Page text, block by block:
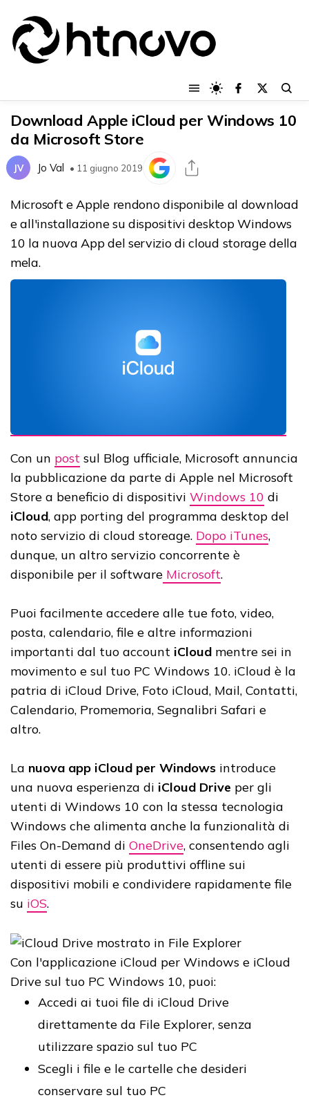
Download Apple iCloud per Windows 10
da Microsoft Store
JV Jo Val • 11 giugno 2019
Microsoft e Apple rendono disponibile al download
e all'installazione su dispositivi desktop Windows
10 la nuova App del servizio di cloud storage della
mela.
Con un post sul Blog ufficiale, Microsoft annuncia
la pubblicazione da parte di Apple nel Microsoft
Store a beneficio di dispositivi Windows 10 di
iCloud, app porting del programma desktop del
noto servizio di cloud storeage. Dopo iTunes,
dunque, un altro servizio concorrente è
disponibile per il software Microsoft.
Puoi facilmente accedere alle tue foto, video,
posta, calendario, file e altre informazioni
importanti dal tuo account iCloud mentre sei in
movimento e sul tuo PC Windows 10. iCloud è la
patria di iCloud Drive, Foto iCloud, Mail, Contatti,
Calendario, Promemoria, Segnalibri Safari e
altro.
La nuova app iCloud per Windows introduce
una nuova esperienza di iCloud Drive per gli
utenti di Windows 10 con la stessa tecnologia
Windows che alimenta anche la funzionalità di
Files On-Demand di OneDrive, consentendo agli
utenti di essere più produttivi offline sui
dispositivi mobili e condividere rapidamente file
su iOS.
Con l'applicazione iCloud per Windows e iCloud
Drive sul tuo PC Windows 10, puoi:
Accedi ai tuoi file di iCloud Drive
direttamente da File Explorer, senza
utilizzare spazio sul tuo PC
Scegli i file e le cartelle che desideri
conservare sul tuo PC